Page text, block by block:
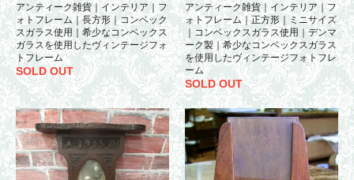
アンティーク雑貨｜インテリア｜フ
ォトフレーム｜長方形｜コンベック
スガラス使用｜希少なコンベックス
ガラスを使用したヴィンテージフォ
トフレーム
SOLD OUT
アンティーク雑貨｜インテリア｜フ
ォトフレーム｜正方形｜ミニサイズ
｜コンベックスガラス使用｜デンマ
ーク製｜希少なコンベックスガラス
を使用したヴィンテージフォトフレ
ーム
SOLD OUT